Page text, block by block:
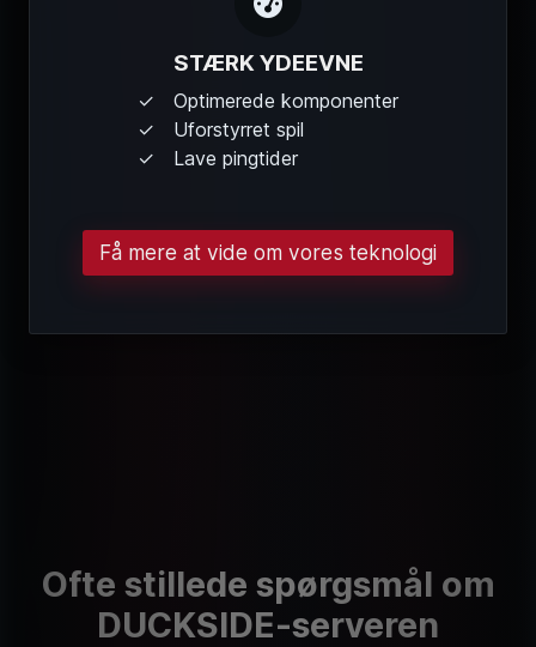
STÆRK YDEEVNE
Optimerede komponenter
Uforstyrret spil
Lave pingtider
Få mere at vide om vores teknologi
Ofte stillede spørgsmål om
DUCKSIDE-serveren